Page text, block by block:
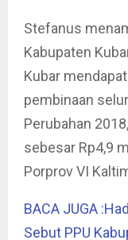
Stefanus
Kabupaten
Kubar
pembinaan
Perubahan
sebesar Rp4,9
Porprov VI
BACA JUGA
Sebut PPU